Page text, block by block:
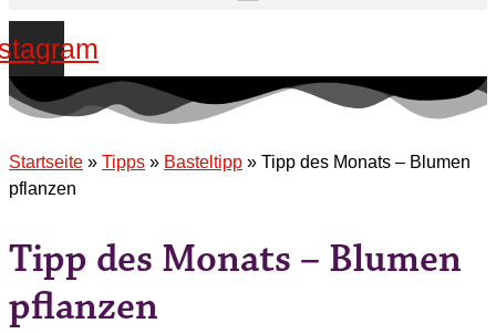
Startseite » Tipps » Basteltipp » Tipp des Monats – Blumen
pflanzen
Tipp des Monats – Blumen
pflanzen